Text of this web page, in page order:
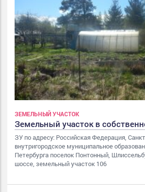
ЗЕМЕЛЬНЫЙ УЧАСТОК
Земельный участок в
ЗУ по адресу: Российская Федерация,
внутригородское муниципальное
Петербурга поселок Понтонный,
шоссе, земельный участок 106